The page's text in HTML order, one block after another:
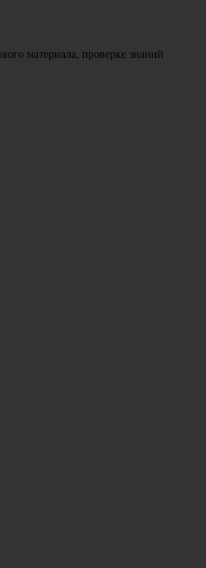
материала, проверке знаний